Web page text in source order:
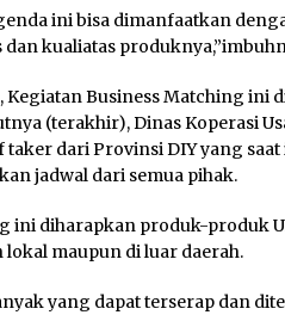
ini bisa dimanfaatkan
kualiatas
Business Matching ini
(terakhir), Dinas Koperasi
dari Provinsi DIY yang
jadwal dari semua pihak.
ini diharapkan produk-produk
maupun di luar daerah.
yang dapat terserap dan